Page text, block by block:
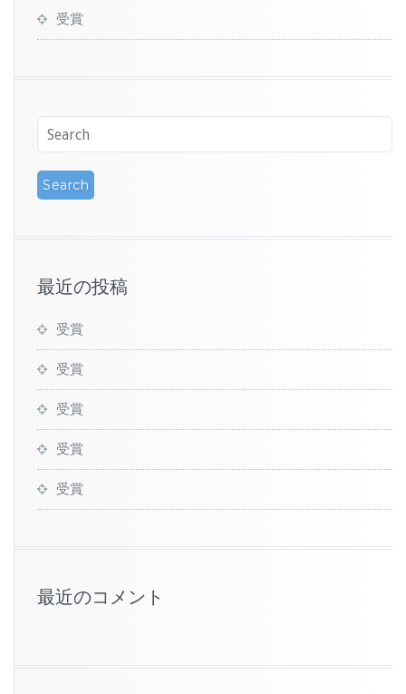
受賞
最近の投稿
受賞
受賞
受賞
受賞
受賞
最近のコメント